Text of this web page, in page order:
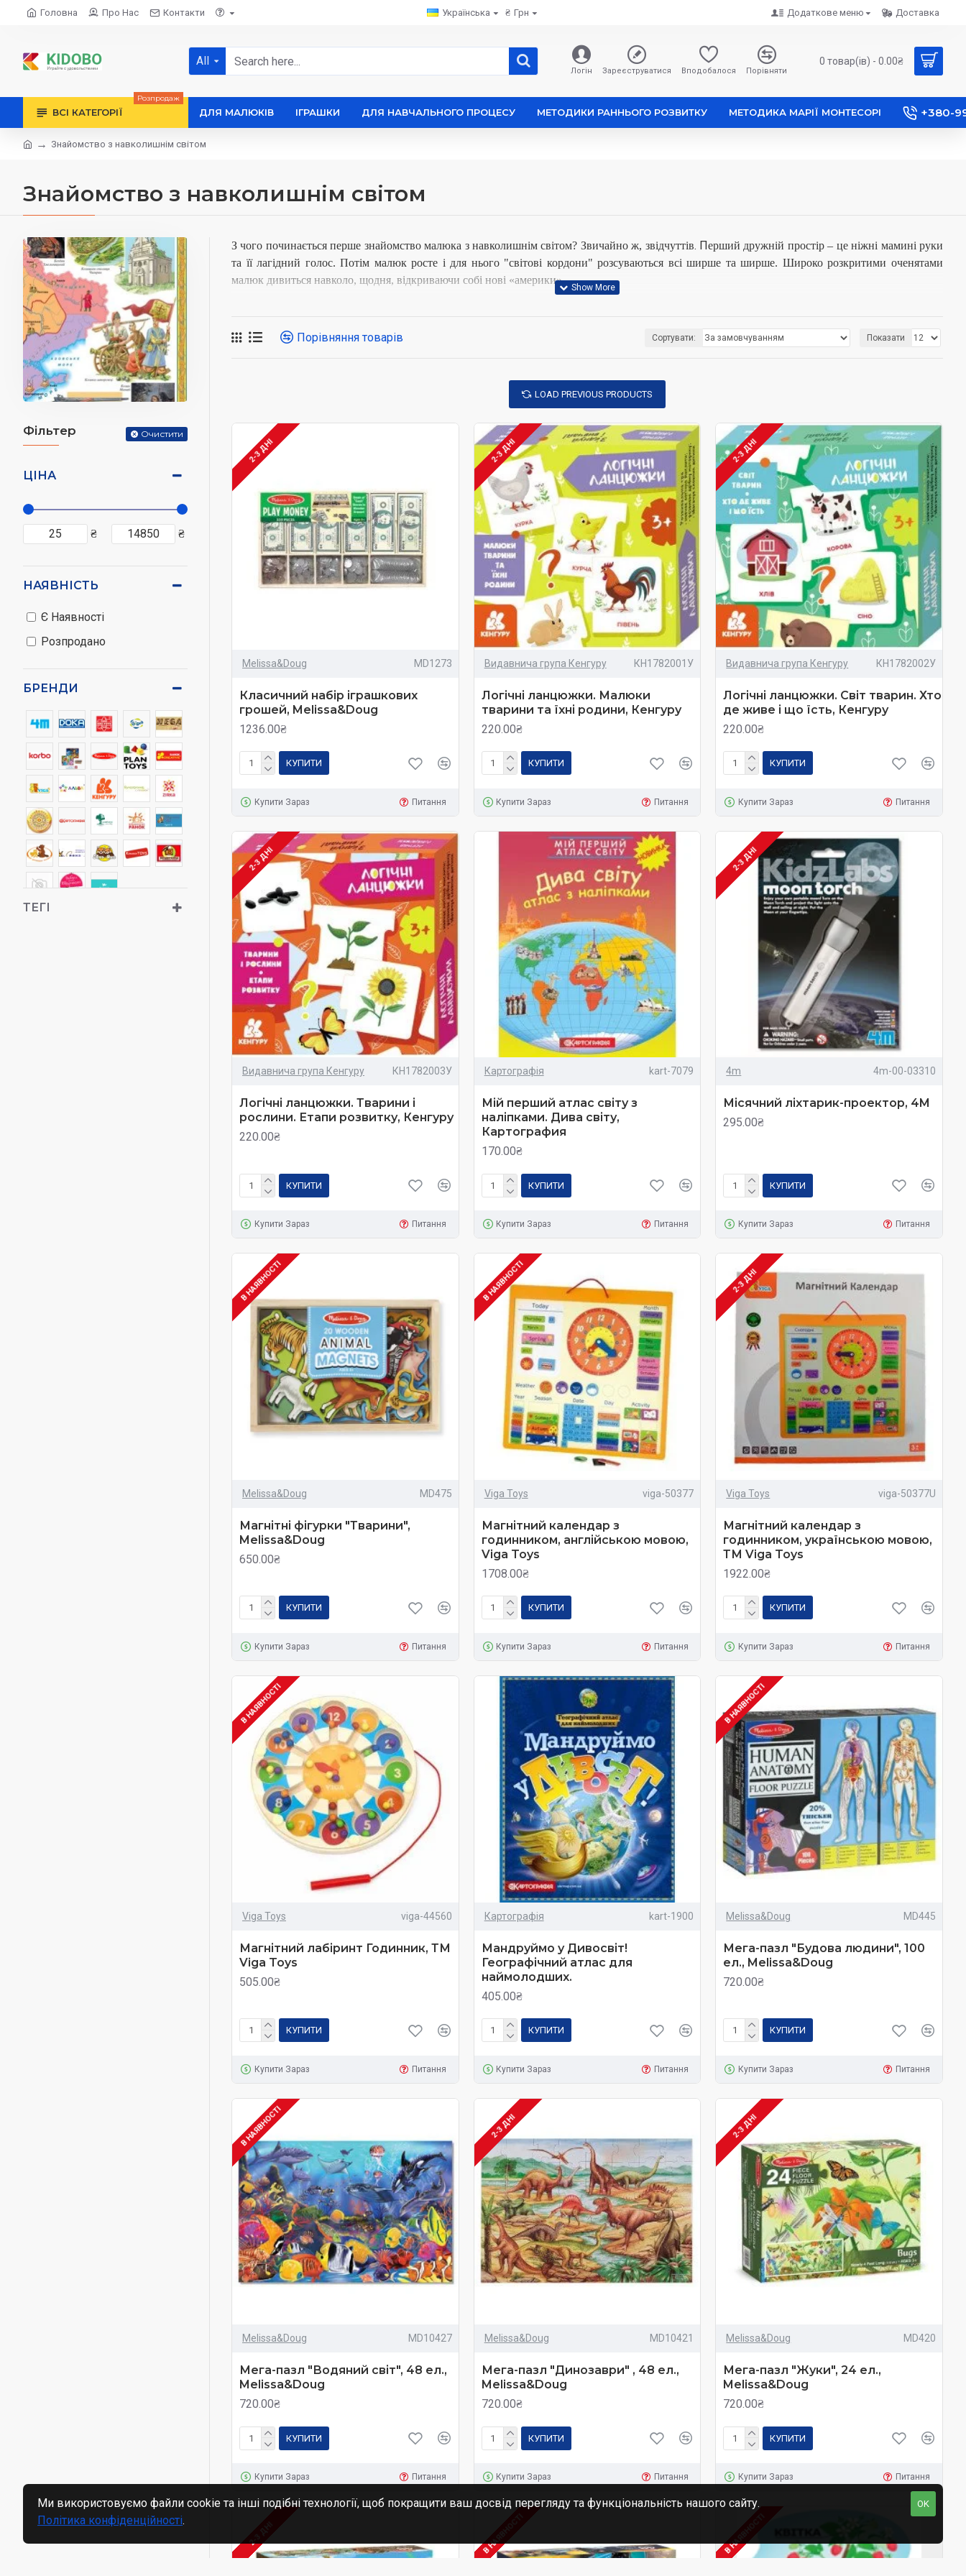
Головна Про Нас Контакти Українська ₴ Грн Додаткове меню Доставка
All
Логін Зареєструватися Вподобалося Порівняти
0 товар(ів) - 0.00₴
ВСІ КАТЕГОРІЇ
Розпродаж
ДЛЯ МАЛЮКІВ ІГРАШКИ ДЛЯ НАВЧАЛЬНОГО ПРОЦЕСУ МЕТОДИКИ РАННЬОГО РОЗВИТКУ МЕТОДИКА МАРІЇ МОНТЕСОРІ +380-
Знайомство з навколишнім світом
Знайомство з навколишнім світом
Фільтер Очистити
ЦІНА
₴ ₴
БРЕНДИ
ТЕГІ
НАЯВНІСТЬ
Є Наявності
Розпродано
З чого починається перше знайомство малюка з навколишнім світом? Звичайно ж, звідчуттів. Перший дружній простір – це ніжні мамині руки
та її лагідний голос. Потім малюк росте і для нього "світові кордони" розсуваються всі ширше та ширше. Широко розкритими оченятами
малюк дивиться навколо, щодня, відкриваючи собі нові «америки».
Де спить сонечко? Чому вдень не видно зірок? Чому взимку холодно, а влітку жарко? Куди "тікає" час і чи повернеться воно? Хто цокоче
Завдання нас, батьків, підтримати інтерес малюка, дати максимум інформації про навколишнього світу, ведучи юного «чому» дослідника від
ознайомлення з природою до розуміння її основних законів. А допоможуть у цьому розумні іграшки із категорії розвиваючих іграшок
«Знайомство з навколишнім світом»:
альбоми з наклейками;
ігри;
настільні ігри та виконані у вигляді ігрових килимків для підлоги, прості і «розмовляючі», зі спеціальними кишеньками для карток, гри
на якому можна малювати;
рольові ігри.
Головний принцип, при виборі іграшок для знайомства з навколишнім світом – зацікавленість малюка.
Пам'ятайте, для занять з малюком за декількома напрямками – підбирайте «розвивалки» різного типу, адже малюк швидко втомлюється від
Порівняння товарів Сортувати: Показати
LOAD PREVIOUS PRODUCTS
2-3 ДНІ
Melissa&Doug MD1273
Класичний набір іграшкових
грошей, Melissa&Doug
1236.00₴
КУПИТИ
Купити Зараз Питання
2-3 ДНІ
Видавнича група Кенгуру КН1782001У
Логічні ланцюжки. Малюки
тварини та їхні родини, Кенгуру
220.00₴
КУПИТИ
Купити Зараз Питання
2-3 ДНІ
Видавнича група Кенгуру КН1782002У
Логічні ланцюжки. Світ тварин. Хто
де живе і що їсть, Кенгуру
220.00₴
КУПИТИ
Купити Зараз Питання
2-3 ДНІ
Видавнича група Кенгуру КН1782003У
Логічні ланцюжки. Тварини і
рослини. Етапи розвитку, Кенгуру
220.00₴
КУПИТИ
Купити Зараз Питання
Картографія kart-7079
Мій перший атлас світу з
наліпками. Дива світу,
Картография
170.00₴
КУПИТИ
Купити Зараз Питання
2-3 ДНІ
4m 4m-00-03310
Місячний ліхтарик-проектор, 4M
295.00₴
КУПИТИ
Купити Зараз Питання
В НАЯВНОСТІ
Melissa&Doug MD475
Магнітні фігурки "Тварини",
Melissa&Doug
650.00₴
КУПИТИ
Купити Зараз Питання
В НАЯВНОСТІ
Viga Toys viga-50377
Магнітний календар з
годинником, англійською мовою,
Viga Toys
1708.00₴
КУПИТИ
Купити Зараз Питання
2-3 ДНІ
Viga Toys viga-50377U
Магнітний календар з
годинником, українською мовою,
ТМ Viga Toys
1922.00₴
КУПИТИ
Купити Зараз Питання
В НАЯВНОСТІ
Viga Toys viga-44560
Магнітний лабіринт Годинник, ТМ
Viga Toys
505.00₴
КУПИТИ
Купити Зараз Питання
Картографія kart-1900
Мандруймо у Дивосвіт!
Географічний атлас для
наймолодших.
405.00₴
КУПИТИ
Купити Зараз Питання
В НАЯВНОСТІ
Melissa&Doug MD445
Мега-пазл "Будова людини", 100
ел., Melissa&Doug
720.00₴
КУПИТИ
Купити Зараз Питання
В НАЯВНОСТІ
Melissa&Doug MD10427
Мега-пазл "Водяний світ", 48 ел.,
Melissa&Doug
720.00₴
КУПИТИ
Купити Зараз Питання
2-3 ДНІ
Melissa&Doug MD10421
Мега-пазл "Динозаври" , 48 ел.,
Melissa&Doug
720.00₴
КУПИТИ
Купити Зараз Питання
2-3 ДНІ
Melissa&Doug MD420
Мега-пазл "Жуки", 24 ел.,
Melissa&Doug
720.00₴
КУПИТИ
Купити Зараз Питання
2-3 ДНІ В НАЯВНОСТІ В НАЯВНОСТІ
OK
Ми використовуємо файли cookie та інші подібні технології, щоб покращити ваш досвід перегляду та функціональність нашого сайту.
Політика конфіденційності.